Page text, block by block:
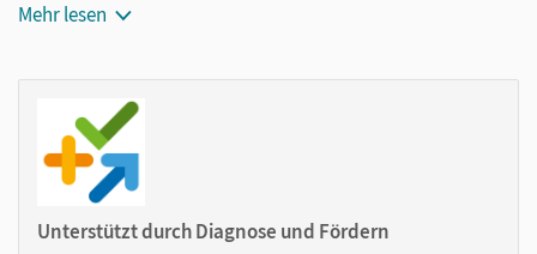
Notiz- und Markierungsmöglichkeit
Viele digitale Funktionen unterstützen das Lehren und
Lernen:
Notizen erstellen
Markierungen setzen
Mehr lesen
Unterstützt durch Diagnose und Fördern